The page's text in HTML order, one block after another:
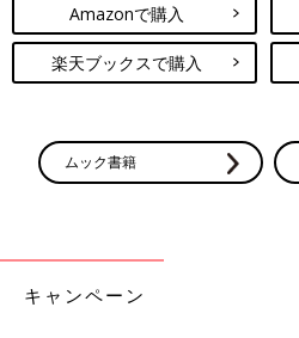
Amazonで購入
楽天ブックスで購入
ムック書籍
キャンペーン